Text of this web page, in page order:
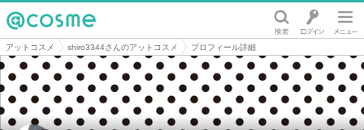
@cosme
アットコスメ shiro3344さんのアットコスメ プロフィール詳細